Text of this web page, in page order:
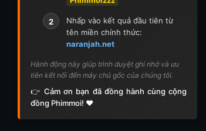
2
Nhấp vào kết quả đầu tiên từ
tên miền chính thức:
naranjah.net
Hành động này giúp trình duyệt ghi nhớ và ưu
tiên kết nối đến máy chủ gốc của chúng tôi.
👉 Cảm ơn bạn đã đồng hành cùng cộng
đồng Phimmoi! ❤️